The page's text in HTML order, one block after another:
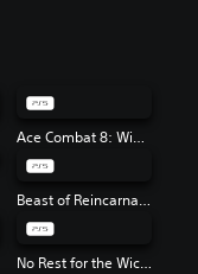
Ace Combat 8: Wings of Theve
Beast of Reincarnation
No Rest for the Wicked